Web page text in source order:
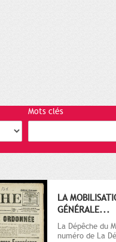
Mots clés
LA
GÉNÉRALE...
La Dépêche du
numéro de La